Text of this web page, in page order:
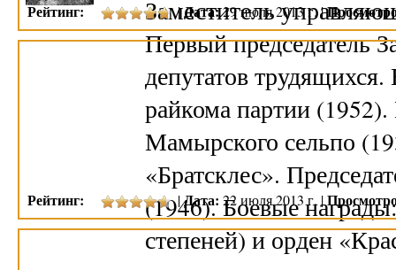
Заместитель
Первый председатель
депутатов трудящихся.
райкома партии
Мамырского сельпо
«Братсклес».
(1946). Боевые
степеней) и орден
Рейтинг: |Дата:29 июля 2013 г. |
Рейтинг: |Дата: 22 июля 2013 г. |